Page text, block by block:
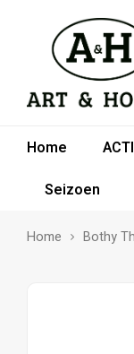
Home
Seizoen
Home Bothy